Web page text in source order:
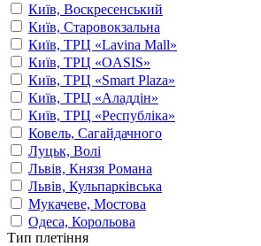
Київ, Воскресенський
Київ, Старовокзальна
Київ, ТРЦ «Lavina Mall»
Київ, ТРЦ «OASIS»
Київ, ТРЦ «Smart Plaza»
Київ, ТРЦ «Аладдін»
Київ, ТРЦ «Республіка»
Ковель, Сагайдачного
Луцьк, Волі
Львів, Князя Романа
Львів, Кульпарківська
Мукачеве, Мостова
Одеса, Корольова
Тип плетіння